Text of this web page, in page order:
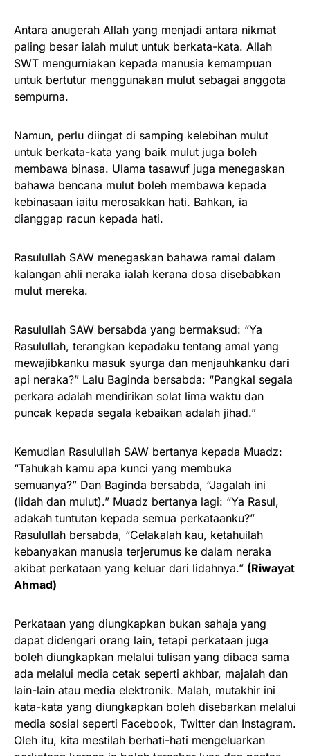
Antara anugerah Allah yang menjadi antara nikmat
paling besar ialah mulut untuk berkata-kata. Allah
SWT mengurniakan kepada manusia kemampuan
untuk bertutur menggunakan mulut sebagai anggota
sempurna.
Namun, perlu diingat di samping kelebihan mulut
untuk berkata-kata yang baik mulut juga boleh
membawa binasa. Ulama tasawuf juga menegaskan
bahawa bencana mulut boleh membawa kepada
kebinasaan iaitu merosakkan hati. Bahkan, ia
dianggap racun kepada hati.
Rasulullah SAW menegaskan bahawa ramai dalam
kalangan ahli neraka ialah kerana dosa disebabkan
mulut mereka.
Rasulullah SAW bersabda yang bermaksud: “Ya
Rasulullah, terangkan kepadaku tentang amal yang
mewajibkanku masuk syurga dan menjauhkanku dari
api neraka?” Lalu Baginda bersabda: “Pangkal segala
perkara adalah mendirikan solat lima waktu dan
puncak kepada segala kebaikan adalah jihad.”
Kemudian Rasulullah SAW bertanya kepada Muadz:
“Tahukah kamu apa kunci yang membuka
semuanya?” Dan Baginda bersabda, “Jagalah ini
(lidah dan mulut).” Muadz bertanya lagi: “Ya Rasul,
adakah tuntutan kepada semua perkataanku?”
Rasulullah bersabda, “Celakalah kau, ketahuilah
kebanyakan manusia terjerumus ke dalam neraka
akibat perkataan yang keluar dari lidahnya.” (Riwayat
Ahmad)
Perkataan yang diungkapkan bukan sahaja yang
dapat didengari orang lain, tetapi perkataan juga
boleh diungkapkan melalui tulisan yang dibaca sama
ada melalui media cetak seperti akhbar, majalah dan
lain-lain atau media elektronik. Malah, mutakhir ini
kata-kata yang diungkapkan boleh disebarkan melalui
media sosial seperti Facebook, Twitter dan Instagram.
Oleh itu, kita mestilah berhati-hati mengeluarkan